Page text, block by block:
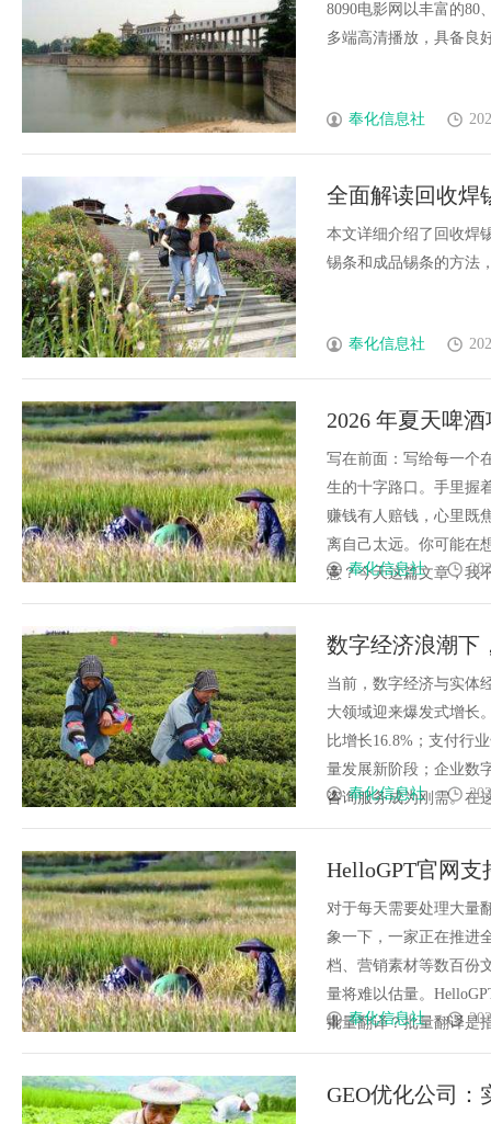
8090电影网以丰富的80
多端高清播放，具备良
奉化信息社
全面解读回收焊
本文详细介绍了回收焊
锡条和成品锡条的方法
奉化信息社
2026 年夏天啤
遇，轩博啤酒带
写在前面：写给每一个
生的十字路口。手里握
赚钱有人赔钱，心里既
离自己太远。你可能在
意？今天这篇文章，我
奉化信息社
数字经济浪潮下
化新征程
当前，数字经济与实体
大领域迎来爆发式增长
比增长16.8%；支付行
量发展新阶段；企业数
咨询服务成为刚需。在
奉化信息社
HelloGPT官网
对于每天需要处理大量
象一下，一家正在推进
档、营销素材等数百份
量将难以估量。
批量翻译？批量翻译是
奉化信息社
GEO优化公司：